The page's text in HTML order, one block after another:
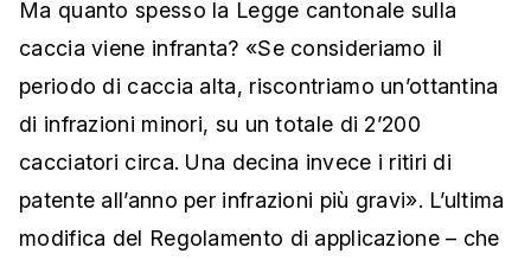
Ma quanto spesso la Legge cantonale sulla
caccia viene infranta? «Se consideriamo il
periodo di caccia alta, riscontriamo un’ottantina
di infrazioni minori, su un totale di 2’200
cacciatori circa. Una decina invece i ritiri di
patente all’anno per infrazioni più gravi». L’ultima
modifica del Regolamento di applicazione – che